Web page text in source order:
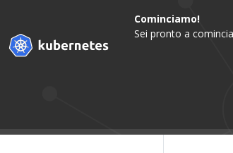
Cominciamo!
Sei pronto a